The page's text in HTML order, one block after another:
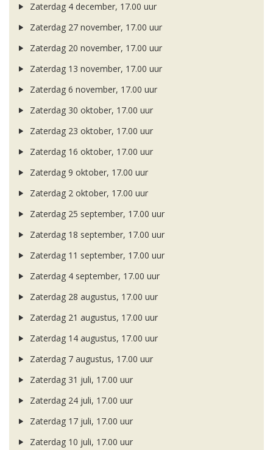
Zaterdag 4 december, 17.00 uur
Zaterdag 27 november, 17.00 uur
Zaterdag 20 november, 17.00 uur
Zaterdag 13 november, 17.00 uur
Zaterdag 6 november, 17.00 uur
Zaterdag 30 oktober, 17.00 uur
Zaterdag 23 oktober, 17.00 uur
Zaterdag 16 oktober, 17.00 uur
Zaterdag 9 oktober, 17.00 uur
Zaterdag 2 oktober, 17.00 uur
Zaterdag 25 september, 17.00 uur
Zaterdag 18 september, 17.00 uur
Zaterdag 11 september, 17.00 uur
Zaterdag 4 september, 17.00 uur
Zaterdag 28 augustus, 17.00 uur
Zaterdag 21 augustus, 17.00 uur
Zaterdag 14 augustus, 17.00 uur
Zaterdag 7 augustus, 17.00 uur
Zaterdag 31 juli, 17.00 uur
Zaterdag 24 juli, 17.00 uur
Zaterdag 17 juli, 17.00 uur
Zaterdag 10 juli, 17.00 uur